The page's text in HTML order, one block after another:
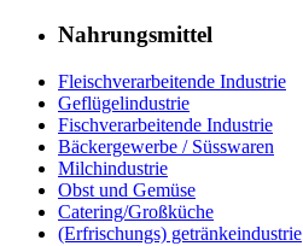
Nahrungsmittel
Fleischverarbeitende Industrie
Geflügelindustrie
Fischverarbeitende Industrie
Bäckergewerbe / Süsswaren
Milchindustrie
Obst und Gemüse
Catering/Großküche
(Erfrischungs) getränkeindustrie